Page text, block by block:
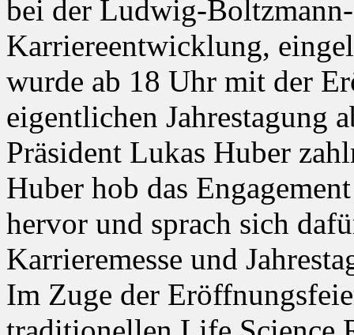
bei der Ludwig-
Karriereentwicklung,
wurde ab 18 Uhr mit der
eigentlichen Jahrestagung
Präsident Lukas Huber
Huber hob das
hervor und sprach sich
Karrieremesse und
Im Zuge der